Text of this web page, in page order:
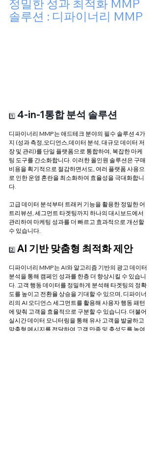
정밀한 성과 최적화 MMP
솔루션 : 디파이너리 MMP
1️⃣ 4-in-1통합 분석 솔루션
디파이너리 MMP는 애드테크 분야의 필수 솔루션 4가
지 (성과 측정,오디언스,데이터 분석, 대규모 데이터 저
장 및 관리)를 단일 플랫폼으로 통합하여, 복잡한 마케
팅 도구를 간소화합니다. 이러한 올인원 솔루션은 구매
비용을 획기적으로 절감하면서도, 여러 플랫폼 사용으
로 인한 운영 혼란을 최소화하여 효율성을 극대화합니
다.
고급 데이터 분석부터 트래커 기능을 활용한 정밀한 어
트리뷰션, 세그먼트 타겟팅까지 하나의 대시보드에서
관리하여 마케팅 성과를 더 빠르고 효과적으로 개선할
수 있습니다.
2️⃣ AI 기반 맞춤형 최적화 제안
디파이너리 MMP는 AI와 알고리즘 기반의 광고 데이터
분석을 통해 캠페인 성과를 한층 더 향상시킬 수 있습니
다. 고객 행동 데이터를 정밀하게 분석해 타겟팅의 정확
도를 높이고 전환율 상승을 기대할 수 있으며, 디파이너
리의 AI 오디언스 세그먼트를 활용해 사용자 행동 패턴
에 맞춰 고객을 효율적으로 구분할 수 있습니다. 더불어
실시간 데이터 모니터링을 통해 유사 고객을 발굴하고
맞춤형 메시지를 전달하여 고객 만족 및 충성도를 높여